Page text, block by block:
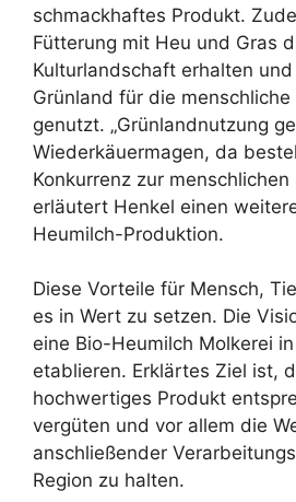
schmackhaftes Produkt.
Fütterung mit Heu und Gras
Kulturlandschaft erhalten
Grünland für die menschliche
genutzt. „Grünlandnutzung
Wiederkäuermagen, da
Konkurrenz zur menschlichen
erläutert Henkel einen
Heumilch-Produktion.
Diese Vorteile für Mensch,
es in Wert zu setzen. Die
eine Bio-Heumilch Molkerei
etablieren. Erklärtes Ziel ist,
hochwertiges Produkt
vergüten und vor allem die
anschließender
Region zu halten.